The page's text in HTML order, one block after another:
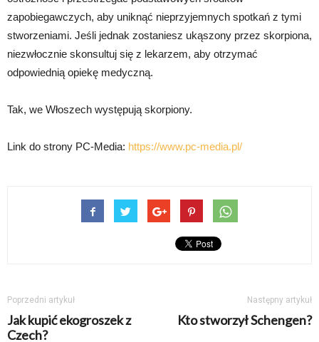
zapobiegawczych, aby uniknąć nieprzyjemnych spotkań z tymi
stworzeniami. Jeśli jednak zostaniesz ukąszony przez skorpiona,
niezwłocznie skonsultuj się z lekarzem, aby otrzymać
odpowiednią opiekę medyczną.
Tak, we Włoszech występują skorpiony.
Link do strony PC-Media: https://www.pc-media.pl/
Poprzedni artykuł
Jak kupić ekogroszek z
Czech?
Następny artykuł
Kto stworzył Schengen?